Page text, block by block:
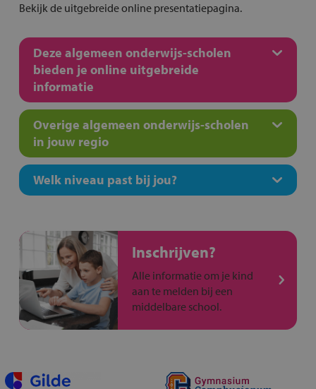
Bekijk de uitgebreide online presentatiepagina.
Deze algemeen onderwijs-scholen
bieden je online uitgebreide
informatie
Overige algemeen onderwijs-scholen
in jouw regio
Welk niveau past bij jou?
Inschrijven?
Alle informatie om je kind
aan te melden bij een
middelbare school.